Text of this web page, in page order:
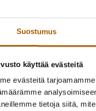
Suostumus
käyttää evästeitä
evästeitä
tietoja siitä,
ulkoiselle sivustolle